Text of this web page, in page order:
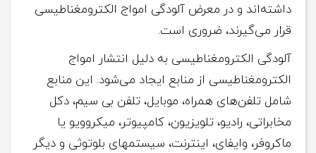
داشته‌اند و در معرض آلودگی امواج الکترومغناطیسی
قرار می‌گیرند، ضروری است.
آلودگی الکترومغناطیسی به دلیل انتشار امواج
الکترومغناطیسی از منابع ایجاد می‌شود. این منابع
شامل تلفن‌های همراه، موبایل، تلفن بی سیم، دکل
مخابراتی، رادیو، تلویزیون، کامپیوتر، میکروویو یا
ماکروفر، وای­فای، اینترنت، سیستم­های بلوتوثی و دیگر